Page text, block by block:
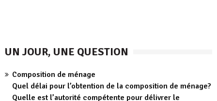
UN JOUR, UNE QUESTION
Composition de ménage
Quel délai pour l’obtention de la composition de ménage?
Quelle est l’autorité compétente pour délivrer le